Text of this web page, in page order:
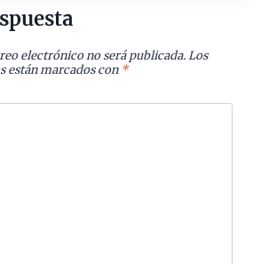
electrónico no será publicada. Los
están marcados con *